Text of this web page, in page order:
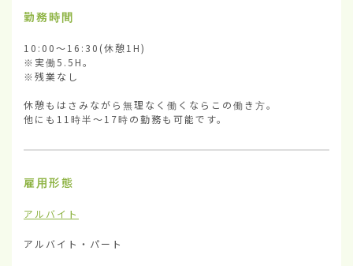
勤務時間
10:00〜16:30(休憩1H)
※実働5.5H。
※残業なし
休憩もはさみながら無理なく働くならこの働き方。
他にも11時半〜17時の勤務も可能です。
雇用形態
アルバイト
アルバイト・パート